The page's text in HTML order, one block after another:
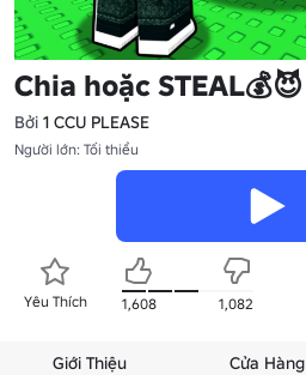
Chia hoặc STEAL💰😈
Bởi 1 CCU PLEASE
Người lớn: Tối thiểu
Yêu Thích 1,608 1,082
Giới Thiệu Cửa Hàng